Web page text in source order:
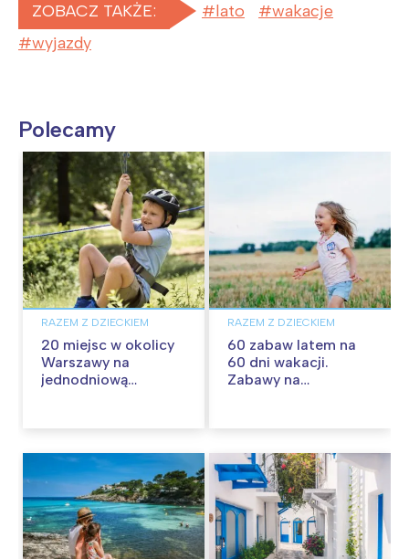
ZOBACZ TAKŻE: lato
wakacje
wyjazdy
Polecamy
RAZEM Z DZIECKIEM
20 miejsc w okolicy
Warszawy na
jednodniową
RAZEM Z DZIECKIEM
60 zabaw latem na
60 dni wakacji.
Zabawy na